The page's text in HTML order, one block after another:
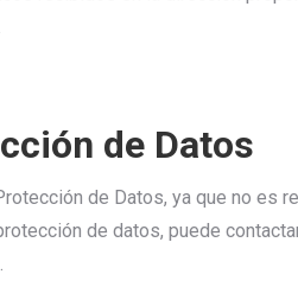
de Datos
de Datos, ya que no es
de datos, puede